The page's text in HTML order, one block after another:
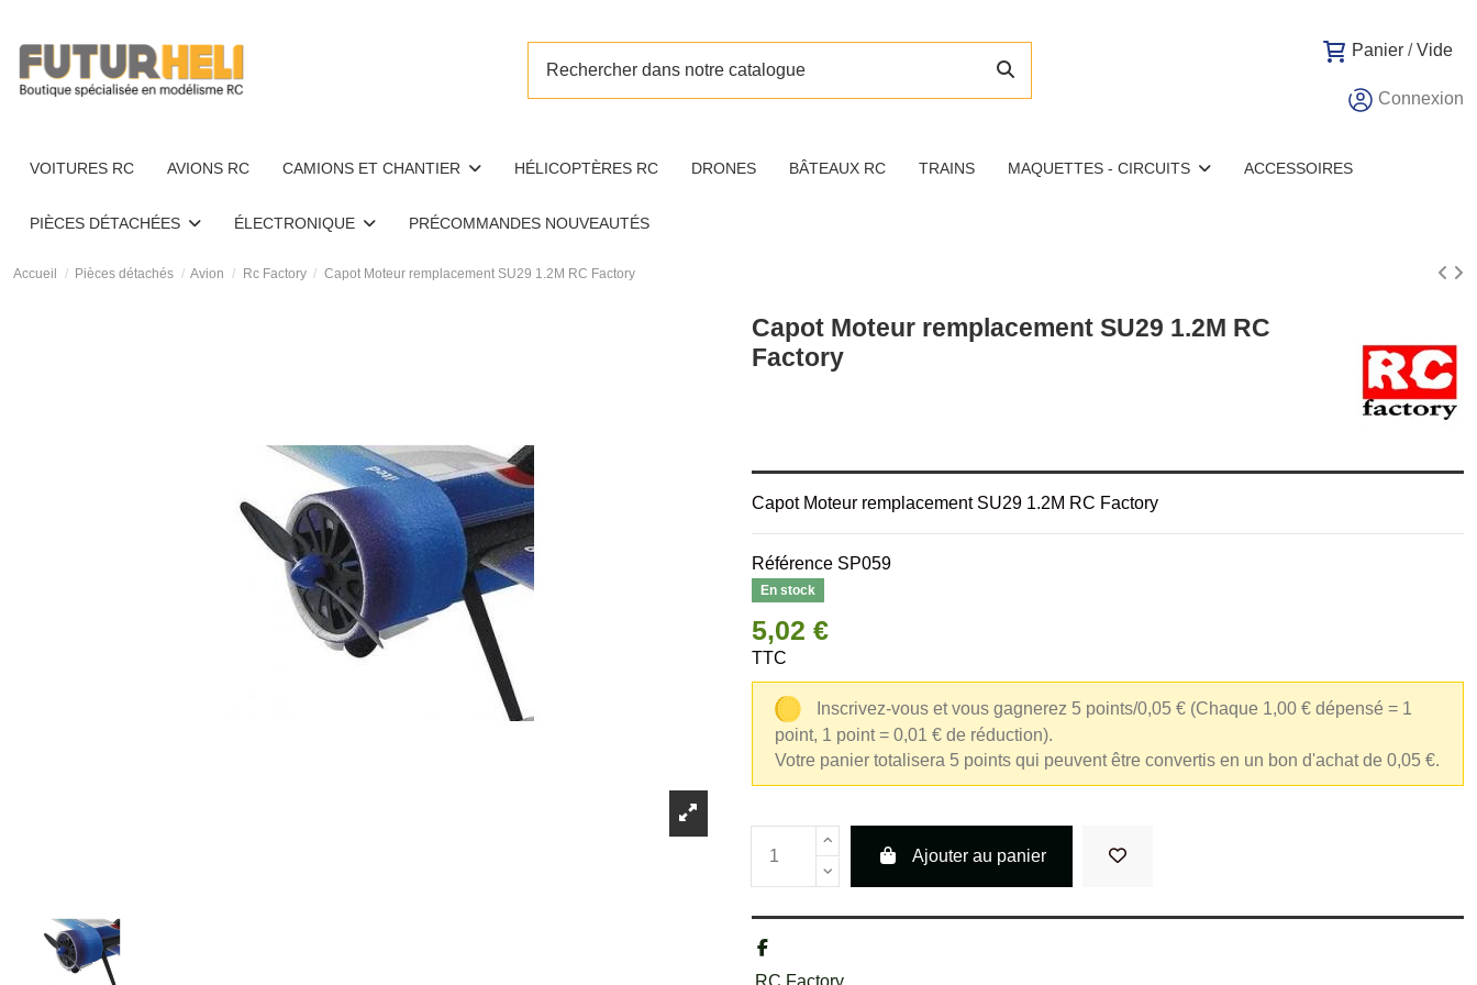
Panier /Vide
Connexion
VOITURES RC AVIONS RC CAMIONS ET CHANTIER HÉLICOPTÈRES RC DRONES BÂTEAUX RC TRAINS MAQUETTES - CIRCUITS ACCESSOIRES
PIÈCES DÉTACHÉES ÉLECTRONIQUE PRÉCOMMANDES NOUVEAUTÉS
Accueil Pièces détachés Avion Rc Factory Capot Moteur remplacement SU29 1.2M RC Factory
Capot Moteur remplacement SU29 1.2M RC
Factory
Capot Moteur remplacement SU29 1.2M RC Factory
Référence SP059
En stock
5,02 €
TTC
Inscrivez-vous et vous gagnerez 5 points/0,05 € (Chaque 1,00 € dépensé = 1
point, 1 point = 0,01 € de réduction).
Votre panier totalisera 5 points qui peuvent être convertis en un bon d'achat de 0,05 €.
Ajouter au panier
RC Factory